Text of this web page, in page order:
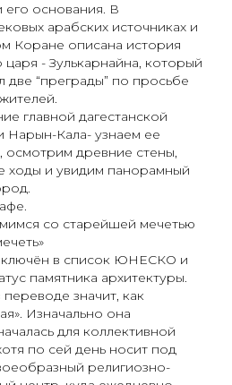
его основания. В
арабских источниках и
Коране описана история
царя - Зулькарнайна, который
две “преграды” по просьбе
главной дагестанской
Нарын-Кала- узнаем ее
осмотрим древние стены,
ходы и увидим панорамный
со старейшей мечетью
в список ЮНЕСКО и
памятника архитектуры.
переводе значит, как
Изначально она
для коллективной
по сей день носит под
религиозно-